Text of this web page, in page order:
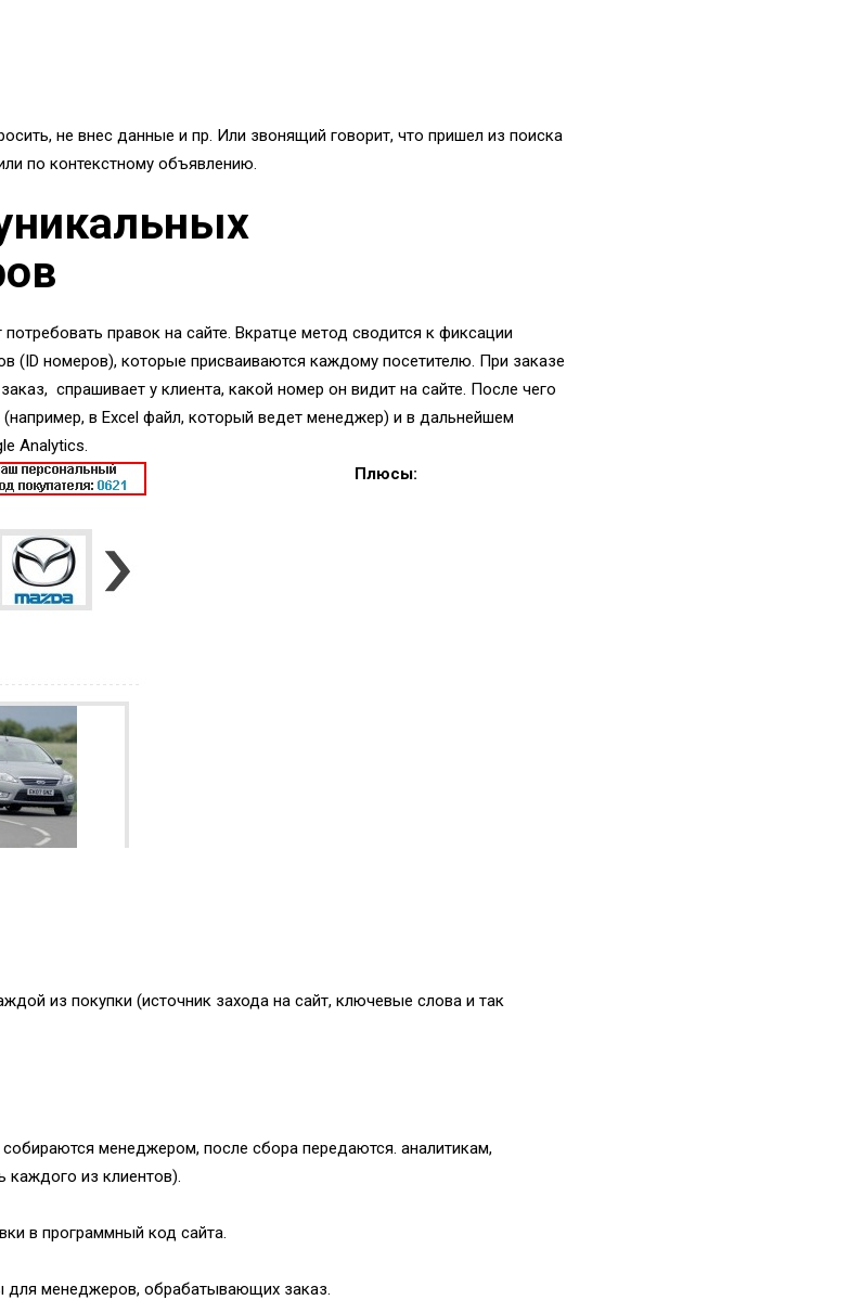
не внес данные и пр. Или звонящий говорит, что пришел из поиска
по контекстному объявлению.
правок на сайте. Вкратце метод сводится к фиксации
(ID номеров), которые присваиваются каждому посетителю. При заказе
спрашивает у клиента, какой номер он видит на сайте. После чего
в Excel файл, который ведет менеджер) и в дальнейшем
Analytics.
Плюсы:
из покупки (источник захода на сайт, ключевые слова и так
менеджером, после сбора передаются. аналитикам,
каждого из клиентов).
в программный код сайта.
для менеджеров, обрабатывающих заказ.